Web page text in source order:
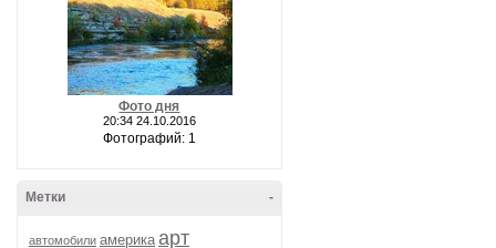
Фото дня
20:34 24.10.2016
Фотографий: 1
-
Метки
автомобили америка арт